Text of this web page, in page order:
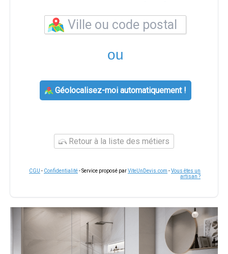
ou
Géolocalisez-moi automatiquement !
Retour à la liste des métiers
CGU - Confidentialité- Service proposé parViteUnDevis.com -Vous êtes un
artisan ?